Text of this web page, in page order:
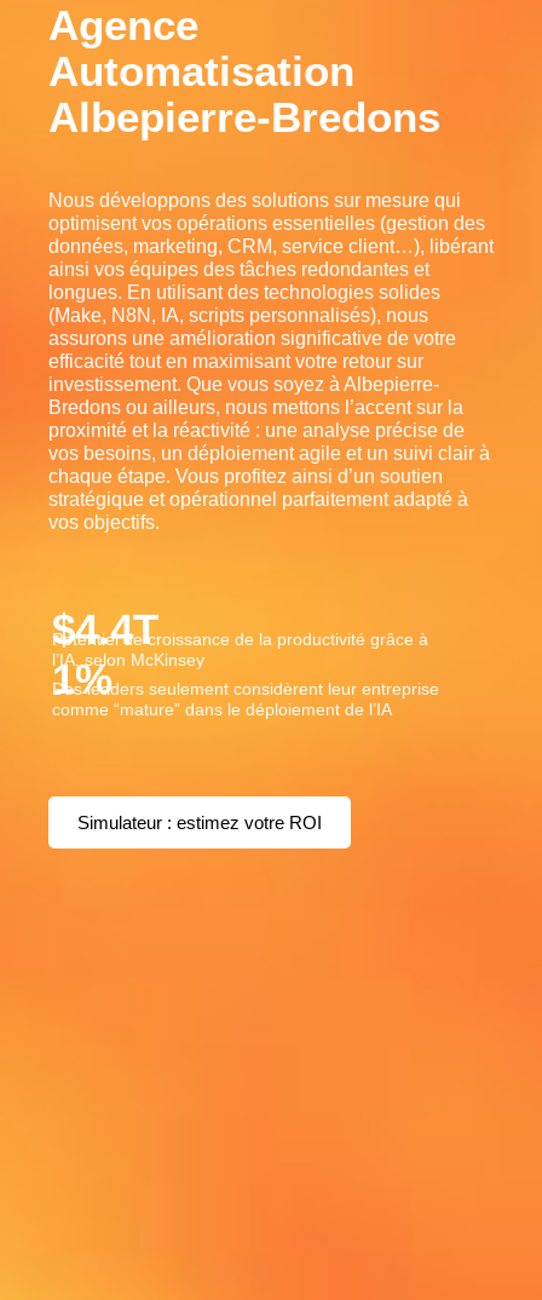
Agence
Automatisation
Albepierre-Bredons
Nous développons des solutions sur mesure qui
optimisent vos opérations essentielles (gestion des
données, marketing, CRM, service client…), libérant
ainsi vos équipes des tâches redondantes et
longues. En utilisant des technologies solides
(Make, N8N, IA, scripts personnalisés), nous
assurons une amélioration significative de votre
efficacité tout en maximisant votre retour sur
investissement. Que vous soyez à Albepierre-
Bredons ou ailleurs, nous mettons l’accent sur la
proximité et la réactivité : une analyse précise de
vos besoins, un déploiement agile et un suivi clair à
chaque étape. Vous profitez ainsi d’un soutien
stratégique et opérationnel parfaitement adapté à
vos objectifs.
Potentiel de croissance de la productivité grâce à
l’IA, selon McKinsey
$4.4T
Des leaders seulement considèrent leur entreprise
comme “mature” dans le déploiement de l’IA
1%
Simulateur : estimez votre ROI